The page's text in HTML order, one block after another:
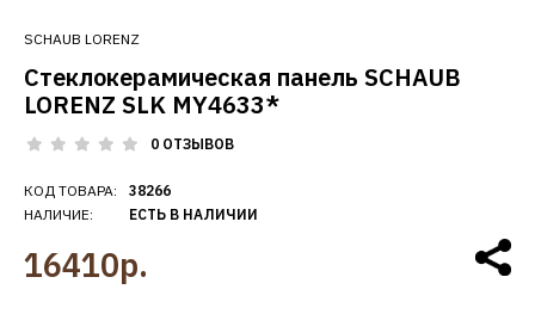
SCHAUB LORENZ
Cтеклокерамическая панель SCHAUB
LORENZ SLK MY4633*
0 ОТЗЫВОВ
КОД ТОВАРА:
НАЛИЧИЕ:
38266
ЕСТЬ В НАЛИЧИИ
16410р.